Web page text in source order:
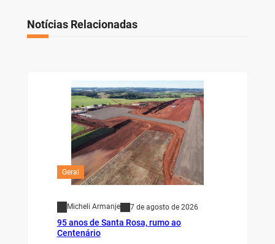
Notícias Relacionadas
Geral
Micheli Armanje 7 de agosto de 2026
95 anos de Santa Rosa, rumo ao
Centenário